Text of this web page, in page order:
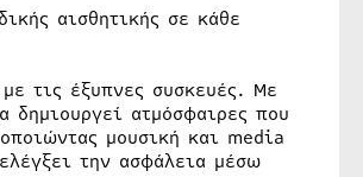
αισθητικής σε κάθε
τις έξυπνες συσκευές. Με
ατμόσφαιρες που
μουσική και media
την ασφάλεια μέσω